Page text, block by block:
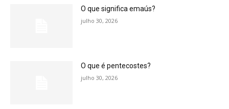
O que significa emaús?
julho 30, 2026
O que é pentecostes?
julho 30, 2026